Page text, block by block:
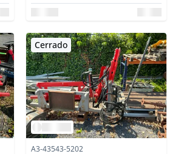
Cerrado
A3-43543-5202